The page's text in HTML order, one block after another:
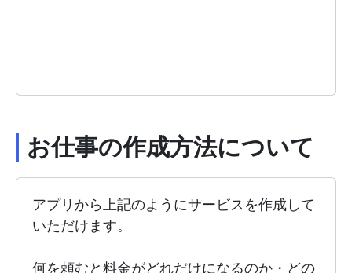
お仕事の作成方法について
アプリから上記のようにサービスを作成して
いただけます。
何を頼むと料金がどれだけになるのか・どの